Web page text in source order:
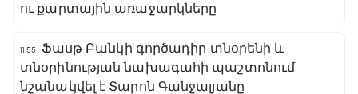
ու քարտային առաջարկները
11:55
Ֆասթ Բանկի գործադիր տնօրենի և
տնօրինության նախագահի պաշտոնում
նշանակվել է Տարոն Գանջալյանը